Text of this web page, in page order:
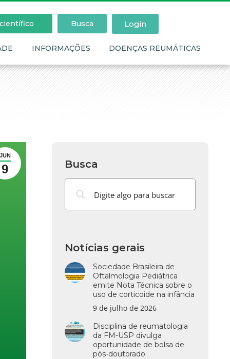
Busca Login
INFORMAÇÕES DOENÇAS REUMÁTICAS
JUN
9 Busca
Notícias gerais
Sociedade Brasileira de
Oftalmologia Pediátrica
emite Nota Técnica sobre o
uso de corticoide na infância
9 de julho de 2026
Disciplina de reumatologia
da FM-USP divulga
oportunidade de bolsa de
pós-doutorado